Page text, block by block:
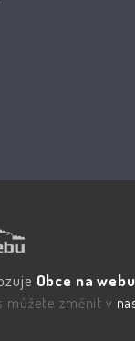
Obce na
můžete změnit v